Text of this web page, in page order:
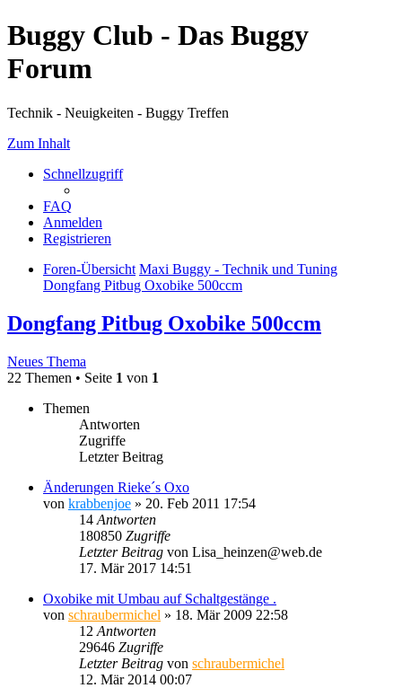
Buggy Club - Das Buggy
Forum
Technik - Neuigkeiten - Buggy Treffen
Zum Inhalt
Schnellzugriff
FAQ
Anmelden
Registrieren
Foren-Übersicht Maxi Buggy - Technik und Tuning
Dongfang Pitbug Oxobike 500ccm
Dongfang Pitbug Oxobike 500ccm
Neues Thema
22 Themen • Seite 1 von 1
Themen
Antworten
Zugriffe
Letzter Beitrag
Änderungen Rieke´s Oxo
von krabbenjoe » 20. Feb 2011 17:54
14 Antworten
180850 Zugriffe
Letzter Beitrag von Lisa_heinzen@web.de
17. Mär 2017 14:51
Oxobike mit Umbau auf Schaltgestänge .
von schraubermichel » 18. Mär 2009 22:58
12 Antworten
29646 Zugriffe
Letzter Beitrag von schraubermichel
12. Mär 2014 00:07